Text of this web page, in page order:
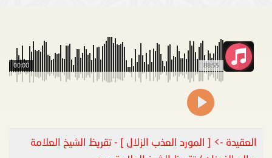
88:55
00:00
العقيدة -> [ المورد العذب الزلال ] - تقريظ الشيخ العلامة